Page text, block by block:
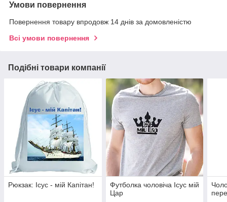
Умови повернення
Повернення товару впродовж 14 днів за домовленістю
Всі умови повернення
Подібні товари компанії
Рюкзак: Ісус - мій Капітан!
Футболка чоловіча Ісус мій
Цар